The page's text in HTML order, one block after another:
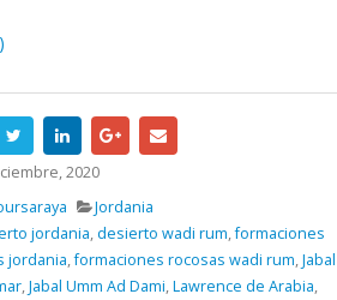
2020
Jordania
jordania,desierto wadi rum,formaciones
jordania,formaciones rocosas wadi rum,Jabal
,Jabal Umm Ad Dami,Lawrence de Arabia,